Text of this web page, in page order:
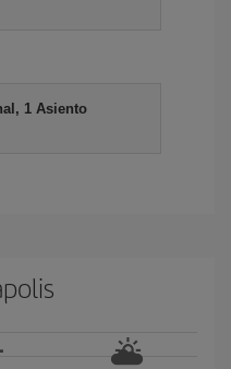
1 Asiento